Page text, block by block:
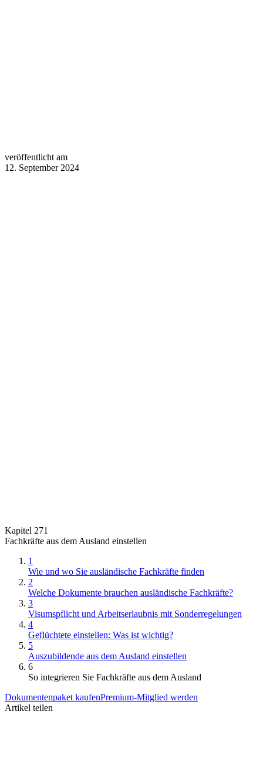
veröffentlicht am
12. September 2024
Kapitel 271
Fachkräfte aus dem Ausland einstellen
1
Wie und wo Sie ausländische Fachkräfte finden
2
Welche Dokumente brauchen ausländische Fachkräfte?
3
Visumspflicht und Arbeitserlaubnis mit Sonderregelungen
4
Geflüchtete einstellen: Was ist wichtig?
5
Auszubildende aus dem Ausland einstellen
6
So integrieren Sie Fachkräfte aus dem Ausland
Dokumentenpaket kaufenPremium-Mitglied werden
Artikel teilen